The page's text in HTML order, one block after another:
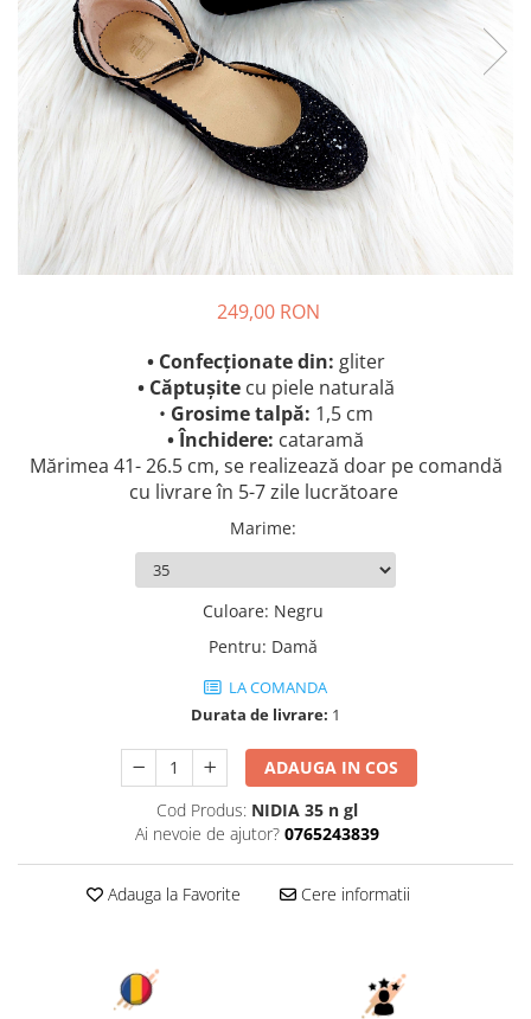
249,00 RON
• Confecționate din: gliter
• Căptușite cu piele naturală
• Grosime talpă: 1,5 cm
• Închidere: cataramă
Mărimea 41- 26.5 cm, se realizează doar pe comandă
cu livrare în 5-7 zile lucrătoare
Marime:
Culoare: Negru
Pentru: Damă
LA COMANDA
Durata de livrare: 1
ADAUGA IN COS
Cod Produs: NIDIA 35 n gl
Ai nevoie de ajutor? 0765243839
Adauga la Favorite Cere informatii